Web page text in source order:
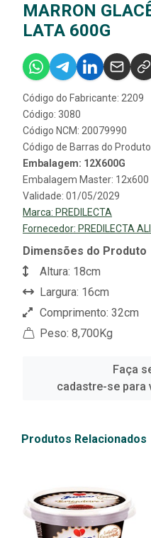
MARRON
LATA 600G
Código do Fabricante: 2209
Código: 3080
Código NCM: 20079990
Código de Barras do
Embalagem: 12X600G
Embalagem Master: 12x600
Validade: 01/05/2029
Marca: PREDILECTA
Fornecedor: PREDILECTA
Dimensões do Produto
Altura: 18cm
Largura: 16cm
Comprimento: 32cm
Peso: 8,700Kg
Faça
cadastre-se para
Produtos Relacionados